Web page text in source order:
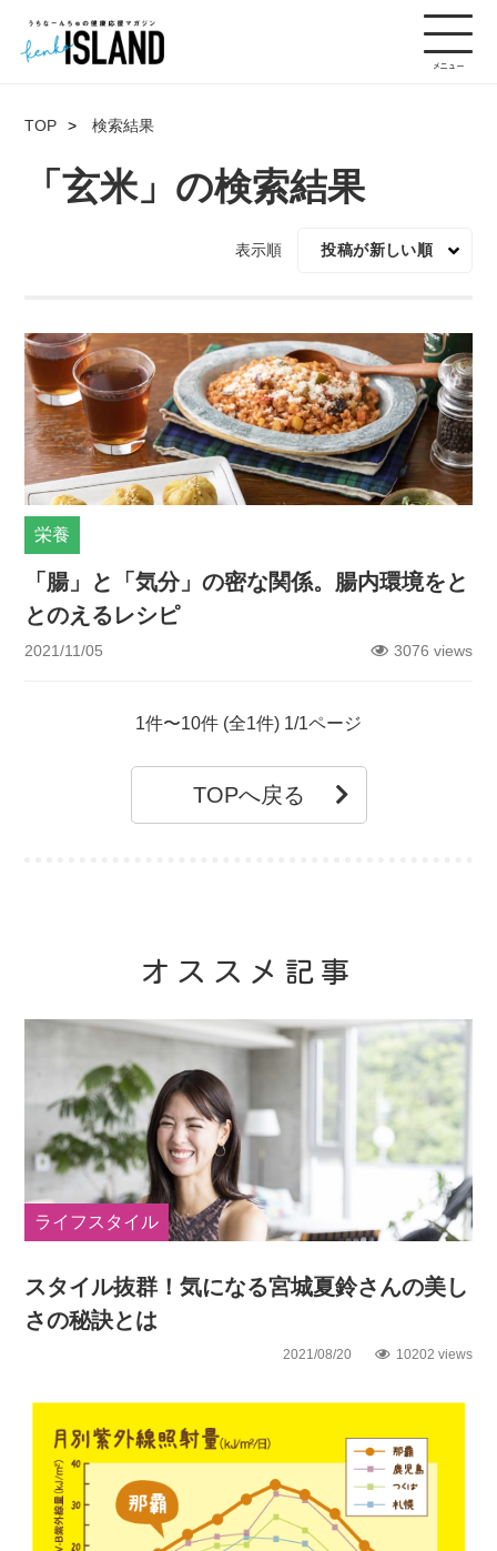
TOP 検索結果
「玄米」の検索結果
表示順
栄養
「腸」と「気分」の密な関係。腸内環境をと
とのえるレシピ
2021/11/05 3076 views
1件〜10件 (全1件) 1/1ページ
TOPへ戻る
オススメ記事
ライフスタイル
スタイル抜群！気になる宮城夏鈴さんの美し
さの秘訣とは
2021/08/20 10202 views